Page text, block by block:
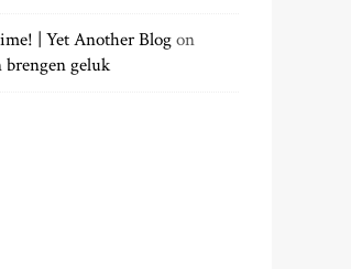
| Yet Another Blogon
brengen geluk